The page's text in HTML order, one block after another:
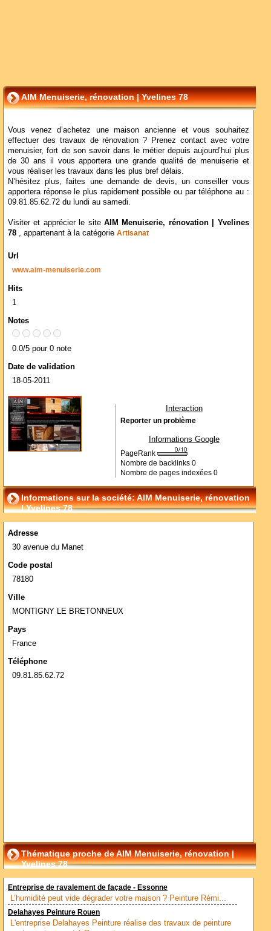
AIM Menuiserie, rénovation | Yvelines 78
Vous venez d’achetez une maison ancienne et vous souhaitez
effectuer des travaux de rénovation ? Prenez contact avec votre
menuisier, fort de son savoir dans le métier depuis aujourd’hui plus
de 30 ans il vous apportera une grande qualité de menuiserie et
vous réaliser les travaux dans les plus bref délais.
N’hésitez plus, faites une demande de devis, un conseiller vous
apportera réponse le plus rapidement possible ou par téléphone au :
09.81.85.62.72 du lundi au samedi.
Visiter et apprécier le siteAIM Menuiserie, rénovation | Yvelines
78 , appartenant à la catégorie Artisanat
Url
www.aim-menuiserie.com
Hits
1
Notes
0.0/5 pour 0 note
Date de validation
18-05-2011
Interaction
Reporter un problème
Informations Google
PageRank
Nombre de backlinks 0
Nombre de pages indexées 0
Informations sur la société: AIM Menuiserie, rénovation
| Yvelines 78
Adresse
30 avenue du Manet
Code postal
78180
Ville
MONTIGNY LE BRETONNEUX
Pays
France
Téléphone
09.81.85.62.72
Thématique proche de AIM Menuiserie, rénovation |
Yvelines 78
Entreprise de ravalement de façade - Essonne
L’humidité peut vide dégrader votre maison ? Peinture Rémi...
Delahayes Peinture Rouen
L'entreprise Delahayes Peinture réalise des travaux de peinture